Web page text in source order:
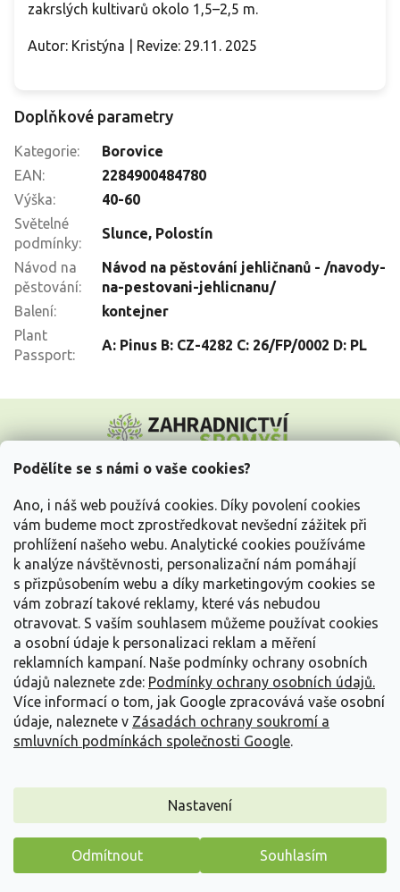
Podělíte se s námi o vaše cookies?
Ano, i náš web používá cookies. Díky povolení cookies
vám budeme moct zprostředkovat nevšední zážitek při
prohlížení našeho webu. Analytické cookies používáme
k analýze návštěvnosti, personalizační nám pomáhají
s přizpůsobením webu a díky marketingovým cookies se
vám zobrazí takové reklamy, které vás nebudou
otravovat. S vaším souhlasem můžeme používat cookies
a osobní údaje k personalizaci reklam a měření
reklamních kampaní. Naše podmínky ochrany osobních
údajů naleznete zde: Podmínky ochrany osobních údajů.
Více informací o tom, jak Google zpracovává vaše osobní
údaje, naleznete v Zásadách ochrany soukromí a
smluvních podmínkách společnosti Google.
Nastavení
Odmítnout Souhlasím
zakrslých kultivarů okolo 1,5–2,5 m.
Autor: Kristýna | Revize: 29.11. 2025
Doplňkové parametry
Kategorie:
Borovice
EAN:
2284900484780
Výška:
40-60
Světelné
podmínky:
Slunce, Polostín
Návod na
pěstování:
Návod na pěstování jehličnanů - /navody-
na-pestovani-jehlicnanu/
Balení:
kontejner
Plant
Passport:
A: Pinus B: CZ-4282 C: 26/FP/0002 D: PL
p
Vše o nákupu
Informace pro Vás
Kontakujte nás
Vytvořil Shoptet
Copyright 2026Zahradnictví Spomyšl. Všechna práva
vyhrazena.
Máme pro vás malý dárek